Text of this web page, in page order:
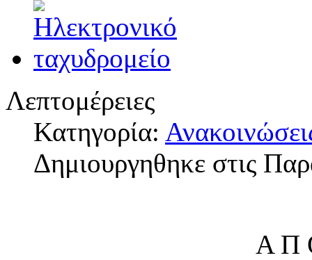
Λεπτομέρειες
Κατηγορία:
Δημιουργηθηκε στις
Α Π